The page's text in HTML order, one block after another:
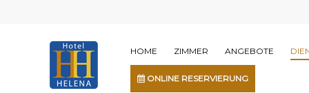
HOME ZIMMER ANGEBOTE
ONLINE RESERVIERUNG